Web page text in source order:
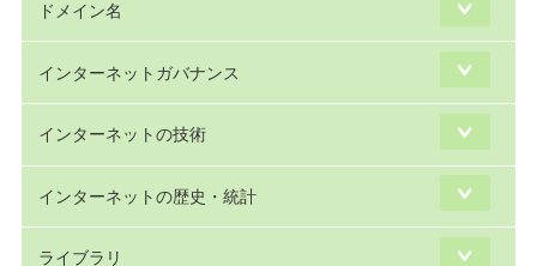
ドメイン名
インターネットガバナンス
インターネットの技術
インターネットの歴史・統計
ライブラリ